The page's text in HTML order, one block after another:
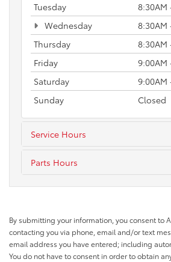
Tuesday
8:30AM
Wednesday
8:30AM
Thursday
8:30AM
Friday
9:00AM
Saturday
9:00AM
Sunday
Closed
Service Hours
Parts Hours
By submitting your information, you consent to
contacting you via phone, email and/or text
email address you have entered; including
You do not have to consent in order to obtain